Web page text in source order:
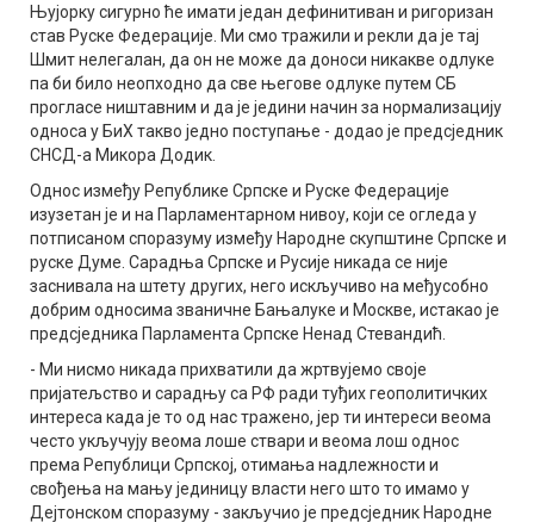
Њујорку сигурно ће имати један дефинитиван и ригоризан
став Руске Федерације. Ми смо тражили и рекли да је тај
Шмит нелегалан, да он не може да доноси никакве одлуке
па би било неопходно да све његове одлуке путем СБ
прогласе ништавним и да је једини начин за нормализацију
односа у БиХ такво једно поступање - додао је предсједник
СНСД-а Микора Додик.
Однос између Републике Српске и Руске Федерације
изузетан је и на Парламентарном нивоу, који се огледа у
потписаном споразуму између Народне скупштине Српске и
руске Думе. Сарадња Српске и Русије никада се није
заснивала на штету других, него искључиво на међусобно
добрим односима званичне Бањалуке и Москве, истакао је
предсједника Парламента Српске Ненад Стевандић.
- Ми нисмо никада прихватили да жртвујемо своје
пријатељство и сарадњу са РФ ради туђих геополитичких
интереса када је то од нас тражено, јер ти интереси веома
често укључују веома лоше ствари и веома лош однос
према Републици Српској, отимања надлежности и
свођења на мању јединицу власти него што то имамо у
Дејтонском споразуму - закључио је предсједник Народне